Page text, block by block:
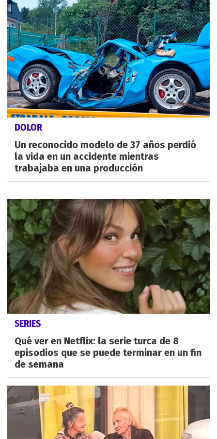
DOLOR
Un reconocido modelo de 37 años perdió
la vida en un accidente mientras
trabajaba en una producción
SERIES
Qué ver en Netflix: la serie turca de 8
episodios que se puede terminar en un fin
de semana